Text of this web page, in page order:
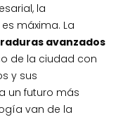
la
máxima. La
avanzados
de la ciudad con
y sus
un futuro más
van de la